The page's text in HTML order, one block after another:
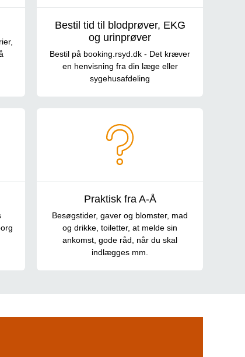
Bestil tid til blodprøver, EKG
og urinprøver
Bestil på booking.rsyd.dk - Det kræver
en henvisning fra din læge eller
sygehusafdeling
Praktisk fra A-Å
Besøgstider, gaver og blomster, mad
og drikke, toiletter, at melde sin
ankomst, gode råd, når du skal
indlægges mm.